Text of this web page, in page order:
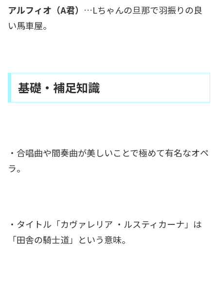
アルフィオ（A君） …Lちゃんの旦那で羽振りの良
い馬車屋。
基礎・補足知識
・合唱曲や間奏曲が美しいことで極めて有名なオペ
ラ。
・タイトル「カヴァレリア ・ルスティカーナ」は
「田舎の騎士道」という意味。